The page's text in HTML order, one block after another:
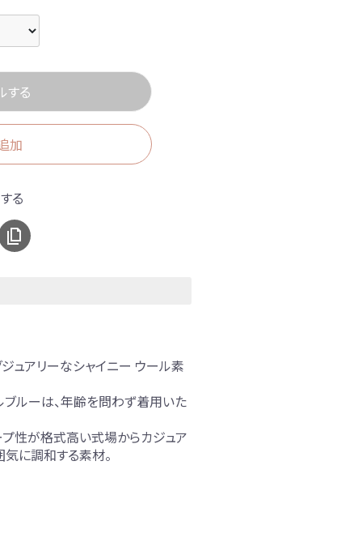
する
加
る
ュアリーなシャイニー ウール素
ルーは、年齢を問わず着用いた
性が格式高い式場からカジュア
に調和する素材。